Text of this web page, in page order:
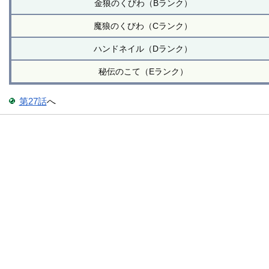
金狼のくびわ（Bランク）
魔狼のくびわ（Cランク）
ハンドネイル（Dランク）
秘伝のこて（Eランク）
第27話へ